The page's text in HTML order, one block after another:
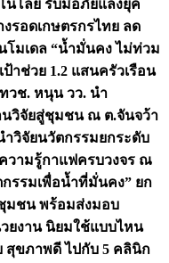
นโลยี รับมือภัยแล้งยุค
รอดเกษตรกรไทย ลด
โมเดล “น้ำมั่นคง ไม่ท่วม
าช่วย 1.2 แสนครัวเรือน
วช. หนุน วว. นำ
นวิจัยสู่ชุมชน ณ ต.จันจว้า
วิจัยนวัตกรรมยกระดับ
วามรู้กาแฟครบวงจร ณ
รรมเพื่อน้ำที่มั่นคง” ยก
มชน พร้อมส่งมอบ
ยงาน นิยมใช้แบบไหน
สุขภาพดี ไปกับ 5 คลินิก